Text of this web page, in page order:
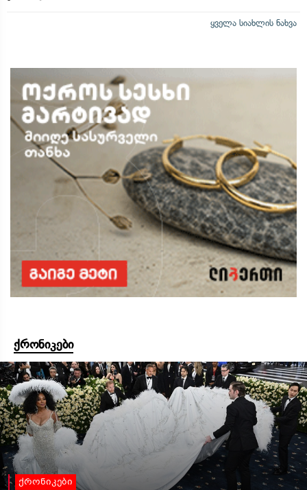
ყველა სიახლის ნახვა
ქრონიკები
ქრონიკები